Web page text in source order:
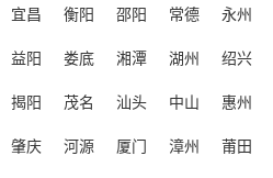
宜昌 衡阳 邵阳 常德 永州
益阳 娄底 湘潭 湖州 绍兴
揭阳 茂名 汕头 中山 惠州
肇庆 河源 厦门 漳州 莆田